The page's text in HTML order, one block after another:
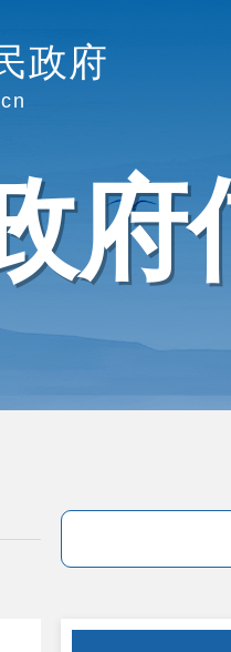
政府
府